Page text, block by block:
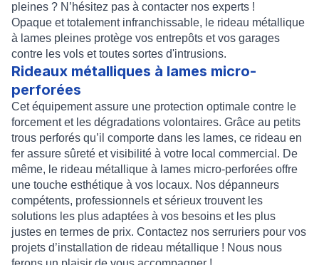
pleines ? N’hésitez pas à contacter nos experts !
Opaque et totalement infranchissable, le rideau métallique
à lames pleines protège vos entrepôts et vos garages
contre les vols et toutes sortes d'intrusions.
Rideaux métalliques à lames micro-
perforées
Cet équipement assure une protection optimale contre le
forcement et les dégradations volontaires. Grâce au petits
trous perforés qu’il comporte dans les lames, ce rideau en
fer assure sûreté et visibilité à votre local commercial. De
même, le rideau métallique à lames micro-perforées offre
une touche esthétique à vos locaux. Nos dépanneurs
compétents, professionnels et sérieux trouvent les
solutions les plus adaptées à vos besoins et les plus
justes en termes de prix. Contactez nos serruriers pour vos
projets d’installation de rideau métallique ! Nous nous